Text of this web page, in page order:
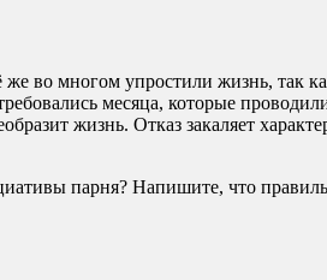
во многом упростили жизнь, так
месяца, которые
жизнь. Отказ закаляет
парня? Напишите, что